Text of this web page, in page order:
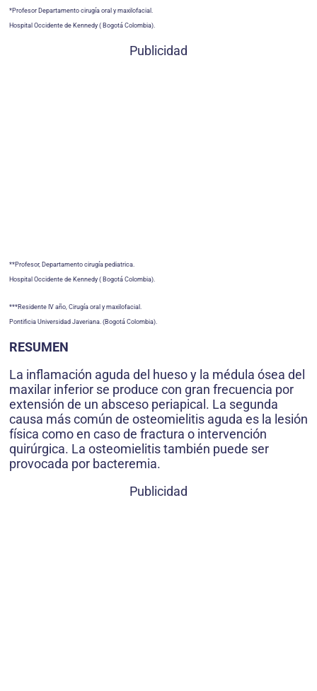
*Profesor Departamento cirugía oral y maxilofacial.
Hospital Occidente de Kennedy ( Bogotá Colombia).
Publicidad
**Profesor, Departamento cirugía pediatrica.
Hospital Occidente de Kennedy ( Bogotá Colombia).
***Residente IV año, Cirugía oral y maxilofacial.
Pontificia Universidad Javeriana. (Bogotá Colombia).
RESUMEN
La inflamación aguda del hueso y la médula ósea del
maxilar inferior se produce con gran frecuencia por
extensión de un absceso periapical. La segunda
causa más común de osteomielitis aguda es la lesión
física como en caso de fractura o intervención
quirúrgica. La osteomielitis también puede ser
provocada por bacteremia.
Publicidad